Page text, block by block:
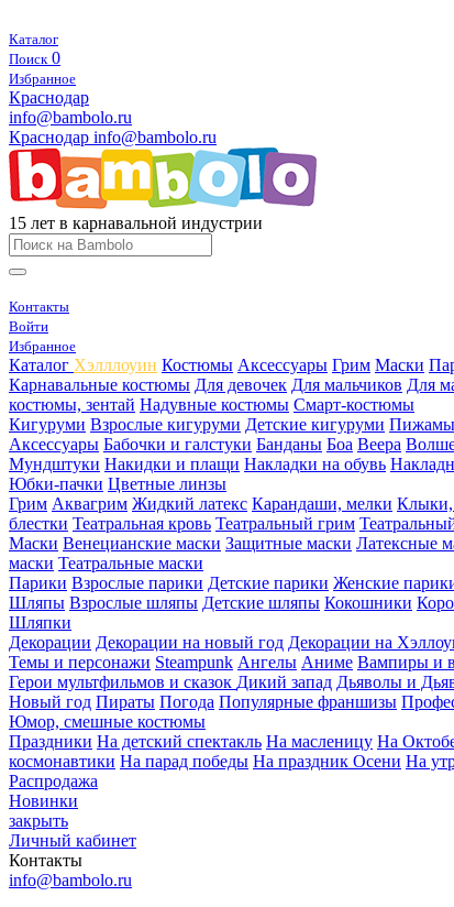
Каталог
Поиск 0
Избранное
Краснодар
info@bambolo.ru
Краснодар info@bambolo.ru
15 лет в карнавальной индустрии
Контакты
Войти
Избранное
Каталог Хэлллоуин Костюмы Аксессуары Грим Маски
Карнавальные костюмы Для девочек Для мальчиков Для
костюмы, зентай Надувные костюмы Смарт-костюмы
Кигуруми Взрослые кигуруми Детские кигуруми Пижамы
Аксессуары Бабочки и галстуки Банданы Боа Веера
Мундштуки Накидки и плащи Накладки на обувь
Юбки-пачки Цветные линзы
Грим Аквагрим Жидкий латекс Карандаши, мелки
блестки Театральная кровь Театральный грим
Маски Венецианские маски Защитные маски Латексные
маски Театральные маски
Парики Взрослые парики Детские парики Женские
Шляпы Взрослые шляпы Детские шляпы Кокошники
Шляпки
Декорации Декорации на новый год Декорации на
Темы и персонажи Steampunk Ангелы Аниме Вампиры и
Герои мультфильмов и сказок Дикий запад Дьяволы и
Новый год Пираты Погода Популярные франшизы
Юмор, смешные костюмы
Праздники На детский спектакль На масленицу На
космонавтики На парад победы На праздник Осени На
Распродажа
Новинки
закрыть
Личный кабинет
Контакты
info@bambolo.ru